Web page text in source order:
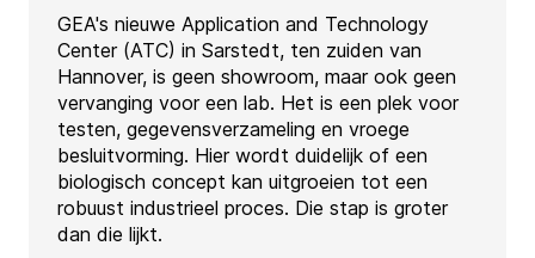
GEA's nieuwe Application and Technology
Center (ATC) in Sarstedt, ten zuiden van
Hannover, is geen showroom, maar ook geen
vervanging voor een lab. Het is een plek voor
testen, gegevensverzameling en vroege
besluitvorming. Hier wordt duidelijk of een
biologisch concept kan uitgroeien tot een
robuust industrieel proces. Die stap is groter
dan die lijkt.